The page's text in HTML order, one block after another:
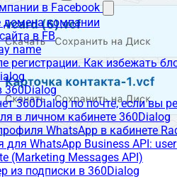
в Facebook
домена компании
в FB
name
регистрации. Как избежать
360Dialog
360Dialog по почте, если вы
в личном кабинете 360Dialog
WhatsApp в кабинете
для WhatsApp Business API:
(Marketing Messages API)
из подписки в 360Dialog